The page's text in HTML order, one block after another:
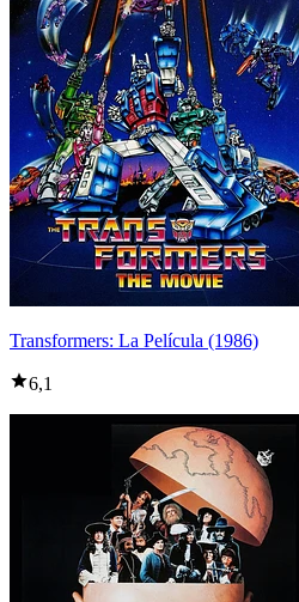
Transformers: La Película (1986)
6,1